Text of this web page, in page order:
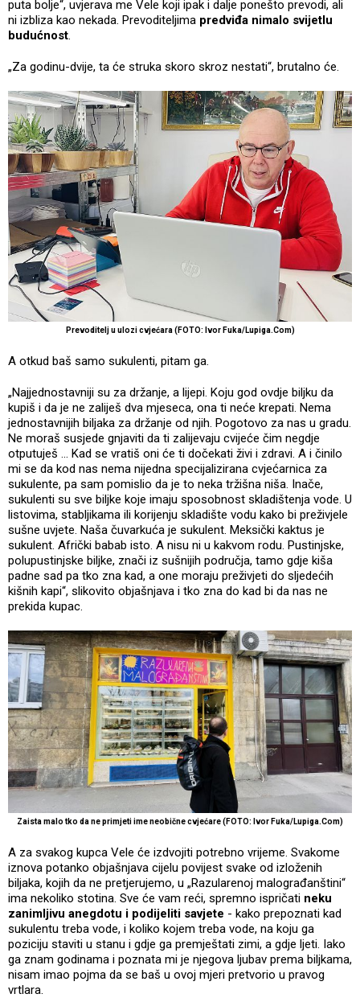
puta bolje“, uvjerava me Vele koji ipak i dalje ponešto prevodi, ali
ni izbliza kao nekada. Prevoditeljima predviđa nimalo svijetlu
budućnost.
„Za godinu-dvije, ta će struka skoro skroz nestati“, brutalno će.
Prevoditelj u ulozi cvjećara (FOTO: Ivor Fuka/Lupiga.Com)
A otkud baš samo sukulenti, pitam ga.
„Najjednostavniji su za držanje, a lijepi. Koju god ovdje biljku da
kupiš i da je ne zaliješ dva mjeseca, ona ti neće krepati. Nema
jednostavnijih biljaka za držanje od njih. Pogotovo za nas u gradu.
Ne moraš susjede gnjaviti da ti zalijevaju cvijeće čim negdje
otputuješ ... Kad se vratiš oni će ti dočekati živi i zdravi. A i činilo
mi se da kod nas nema nijedna specijalizirana cvjećarnica za
sukulente, pa sam pomislio da je to neka tržišna niša. Inače,
sukulenti su sve biljke koje imaju sposobnost skladištenja vode. U
listovima, stabljikama ili korijenju skladište vodu kako bi preživjele
sušne uvjete. Naša čuvarkuća je sukulent. Meksički kaktus je
sukulent. Afrički babab isto. A nisu ni u kakvom rodu. Pustinjske,
polupustinjske biljke, znači iz sušnijih područja, tamo gdje kiša
padne sad pa tko zna kad, a one moraju preživjeti do sljedećih
kišnih kapi“, slikovito objašnjava i tko zna do kad bi da nas ne
prekida kupac.
Zaista malo tko da ne primjeti ime neobične cvjećare (FOTO: Ivor Fuka/Lupiga.Com)
A za svakog kupca Vele će izdvojiti potrebno vrijeme. Svakome
iznova potanko objašnjava cijelu povijest svake od izloženih
biljaka, kojih da ne pretjerujemo, u „Razularenoj malograđanštini“
ima nekoliko stotina. Sve će vam reći, spremno ispričati neku
zanimljivu anegdotu i podijeliti savjete - kako prepoznati kad
sukulentu treba vode, i koliko kojem treba vode, na koju ga
poziciju staviti u stanu i gdje ga premještati zimi, a gdje ljeti. Iako
ga znam godinama i poznata mi je njegova ljubav prema biljkama,
nisam imao pojma da se baš u ovoj mjeri pretvorio u pravog
vrtlara.